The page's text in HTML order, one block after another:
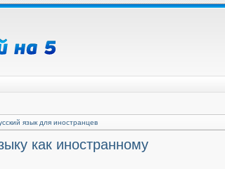
язык для иностранцев
как иностранному